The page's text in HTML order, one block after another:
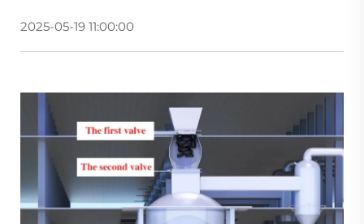
2025-05-19 11:00:00